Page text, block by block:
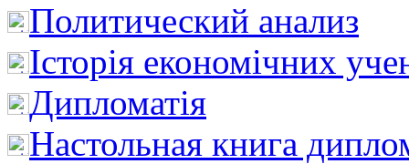
Политический анализ
Історія економічних
Дипломатія
Настольная книга